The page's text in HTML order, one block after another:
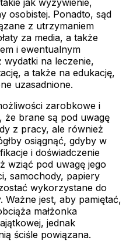
osobistej. Ponadto, sąd
z utrzymaniem
za media, a także
i ewentualnym
wydatki na leczenie,
a także na edukację,
uzasadnione.
zarobkowe i
że brane są pod uwagę
z pracy, ale również
osiągnąć, gdyby w
i doświadczenie
wziąć pod uwagę jego
samochody, papiery
wykorzystane do
jest, aby pamiętać,
małżonka
jednak
ściśle powiązana.